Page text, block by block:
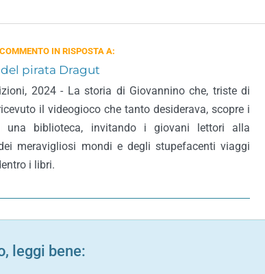
IN RISPOSTA A:
pirata Dragut
2024 - La storia di Giovannino che, triste di
il videogioco che tanto desiderava, scopre i
una biblioteca, invitando i giovani lettori alla
meravigliosi mondi e degli stupefacenti viaggi
i libri.
leggi bene: